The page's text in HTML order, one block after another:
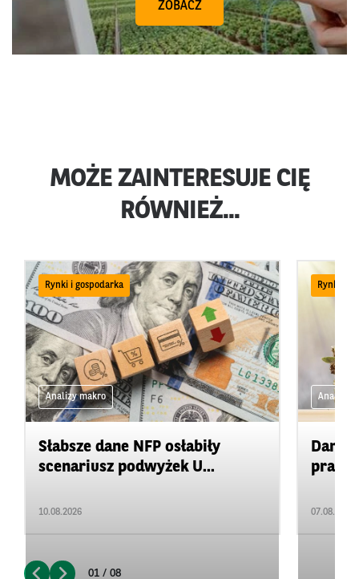
ZOBACZ
MOŻE ZAINTERESUJE CIĘ
RÓWNIEŻ...
Rynki i gospodarka
Analizy makro
Słabsze dane NFP osłabiły
scenariusz podwyżek U...
10.08.2026
Rynki i
Analizy
Dane
pracy
07.08.2026
01 / 08